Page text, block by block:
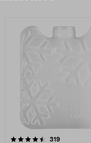
319arvostelut
4.5 viidestä